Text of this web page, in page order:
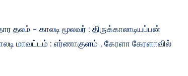
தலம் - காலடி மூலவர் : திருக்காலாடியப்பன்
மாவட்டம் : எர்ணாகுளம் , கேரளா கேரளாவில்